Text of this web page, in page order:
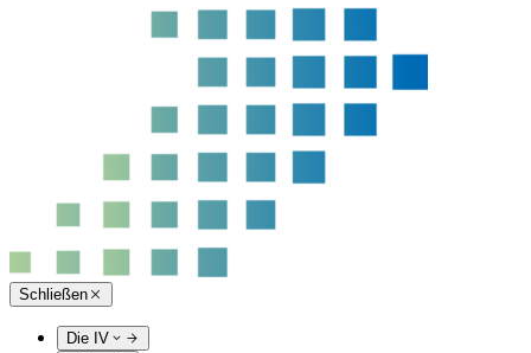
Schließen
Die IV